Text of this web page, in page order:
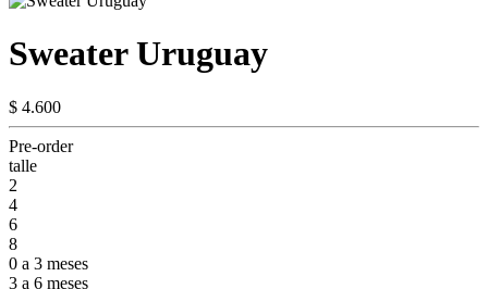
Sweater Uruguay
$ 4.600
Pre-order
talle
2
4
6
8
0 a 3 meses
3 a 6 meses